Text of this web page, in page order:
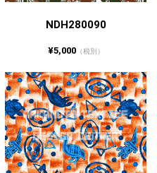
NDH280090
¥5,000（税別）